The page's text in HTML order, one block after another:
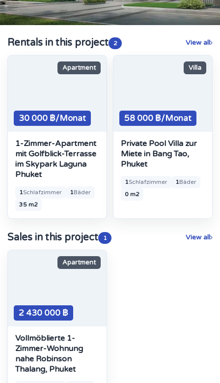
Rentals in this project 2 View all
Apartment
30 000 ฿/Monat
1-Zimmer-Apartment
mit Golfblick-Terrasse
im Skypark Laguna
Phuket
1Schlafzimmer 1Bäder
35 m2
Villa
58 000 ฿/Monat
Private Pool Villa zur
Miete in Bang Tao,
Phuket
1Schlafzimmer 1Bäder
0 m2
Sales in this project 1 View all
Apartment
2 430 000 ฿
Vollmöblierte 1-
Zimmer-Wohnung
nahe Robinson
Thalang, Phuket